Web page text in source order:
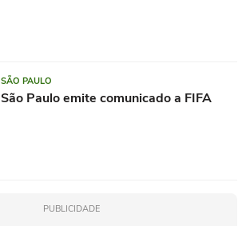
SÃO PAULO
São Paulo emite comunicado a FIFA
PUBLICIDADE